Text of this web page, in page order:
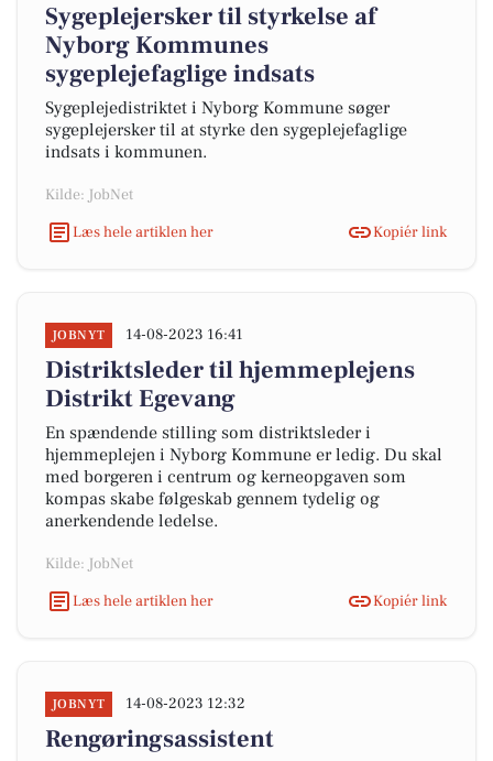
Sygeplejersker til styrkelse af
Nyborg Kommunes
sygeplejefaglige indsats
Sygeplejedistriktet i Nyborg Kommune søger
sygeplejersker til at styrke den sygeplejefaglige
indsats i kommunen.
Kilde: JobNet
Læs hele artiklen her
Kopiér link
JOBNYT 14-08-2023 16:41
Distriktsleder til hjemmeplejens
Distrikt Egevang
En spændende stilling som distriktsleder i
hjemmeplejen i Nyborg Kommune er ledig. Du skal
med borgeren i centrum og kerneopgaven som
kompas skabe følgeskab gennem tydelig og
anerkendende ledelse.
Kilde: JobNet
Læs hele artiklen her
Kopiér link
JOBNYT 14-08-2023 12:32
Rengøringsassistent